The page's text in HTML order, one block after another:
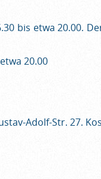
bis etwa 20.00.
20.00
Adolf-Str. 27.